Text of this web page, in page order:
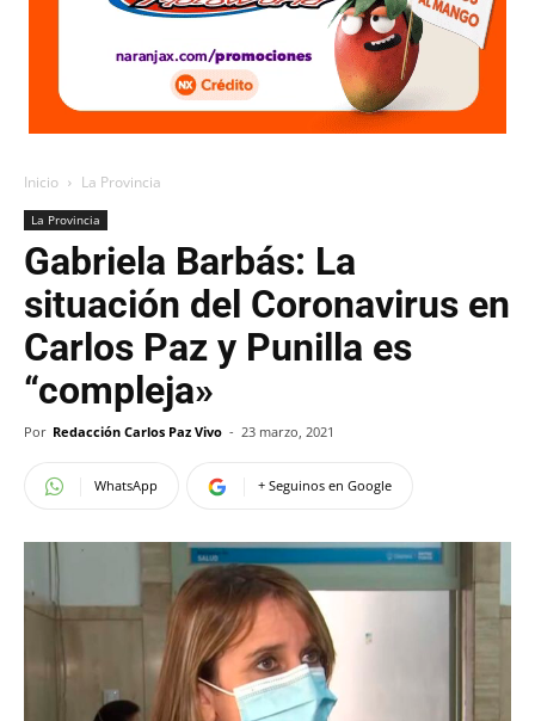
Inicio La Provincia
La Provincia
Gabriela Barbás: La
situación del Coronavirus en
Carlos Paz y Punilla es
“compleja»
Por Redacción Carlos Paz Vivo - 23 marzo, 2021
WhatsApp + Seguinos en Google